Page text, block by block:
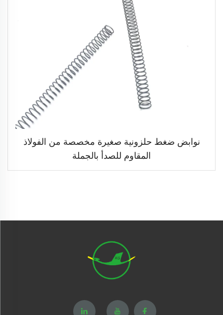
نوابض ضغط حلزونية صغيرة مخصصة من الفولاذ
المقاوم للصدأ بالجملة